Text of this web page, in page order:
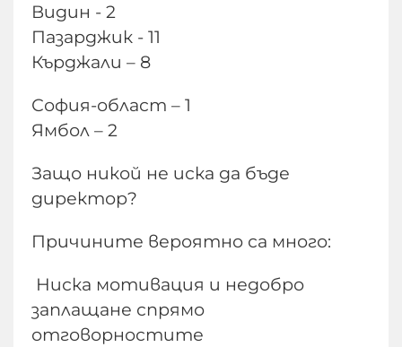
Видин - 2
Пазарджик - 11
Кърджали – 8
София-област – 1
Ямбол – 2
Защо никой не иска да бъде
директор?
Причините вероятно са много:
Ниска мотивация и недобро
заплащане спрямо
отговорностите